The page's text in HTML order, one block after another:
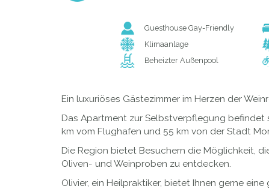
Guesthouse Gay-Friendly
Klimaanlage
Beheizter Außenpool
Ein luxuriöses Gästezimmer im Herzen der
Das Apartment zur Selbstverpflegung befindet
km vom Flughafen und 55 km von der Stadt
Die Region bietet Besuchern die Möglichkeit,
Oliven- und Weinproben zu entdecken.
Olivier, ein Heilpraktiker, bietet Ihnen gerne